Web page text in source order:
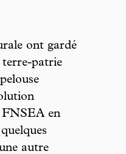
ont gardé
terre-patrie
FNSEA en
autre